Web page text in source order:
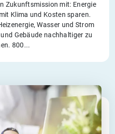
Zukunftsmission mit: Energie
Klima und Kosten sparen.
Wasser und Strom
Gebäude nachhaltiger zu
800...